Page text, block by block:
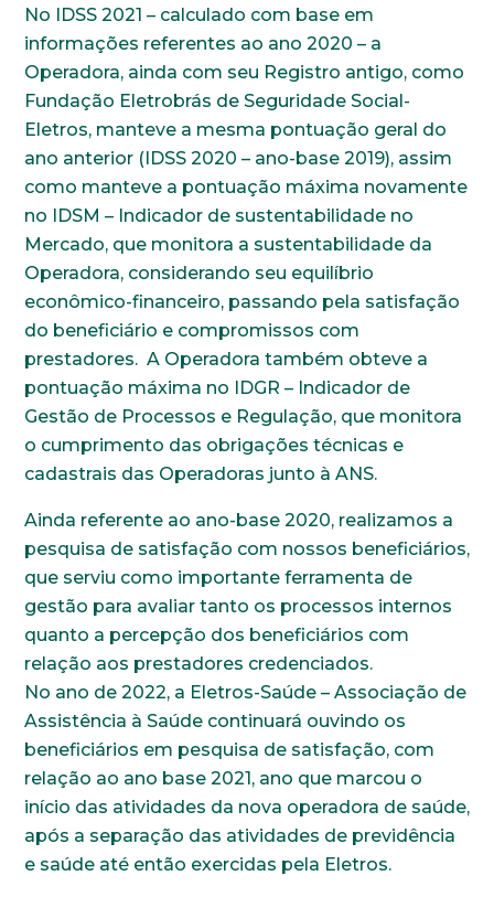
No IDSS 2021 – calculado com base em
informações referentes ao ano 2020 – a
Operadora, ainda com seu Registro antigo, como
Fundação Eletrobrás de Seguridade Social-
Eletros, manteve a mesma pontuação geral do
ano anterior (IDSS 2020 – ano-base 2019), assim
como manteve a pontuação máxima novamente
no IDSM – Indicador de sustentabilidade no
Mercado, que monitora a sustentabilidade da
Operadora, considerando seu equilíbrio
econômico-financeiro, passando pela satisfação
do beneficiário e compromissos com
prestadores. A Operadora também obteve a
pontuação máxima no IDGR – Indicador de
Gestão de Processos e Regulação, que monitora
o cumprimento das obrigações técnicas e
cadastrais das Operadoras junto à ANS.
Ainda referente ao ano-base 2020, realizamos a
pesquisa de satisfação com nossos beneficiários,
que serviu como importante ferramenta de
gestão para avaliar tanto os processos internos
quanto a percepção dos beneficiários com
relação aos prestadores credenciados.
No ano de 2022, a Eletros-Saúde – Associação de
Assistência à Saúde continuará ouvindo os
beneficiários em pesquisa de satisfação, com
relação ao ano base 2021, ano que marcou o
início das atividades da nova operadora de saúde,
após a separação das atividades de previdência
e saúde até então exercidas pela Eletros.